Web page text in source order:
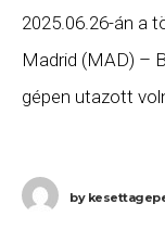
2025.06.26-án a
Madrid (MAD) –
gépen utazott
by